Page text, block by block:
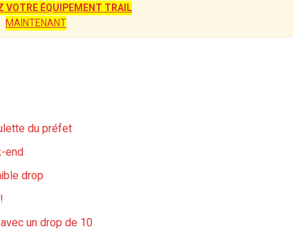
VOTRE ÉQUIPEMENT TRAIL
MAINTENANT
du préfet
end
drop
un drop de 10